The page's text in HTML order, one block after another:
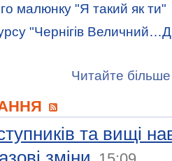
малюнку "Я такий як ти"
"Чернігів
Читайте більше
та вищі